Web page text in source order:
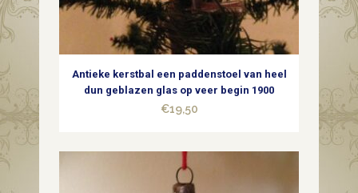
of
reflex
Antieke kerstbal een paddenstoel van heel
dun geblazen glas op veer begin 1900
€19,50